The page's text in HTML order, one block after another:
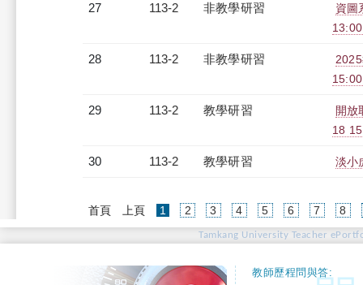
27 113-2 非教學研習
資圖
28 113-2 非教學研習
29 113-2 教學研習
開放
18
30 113-2 教學研習 淡小
首頁 上頁 1 (current)
2 3 4 5 6 7 8
Tamkang University Teacher
教師歷程問與答: